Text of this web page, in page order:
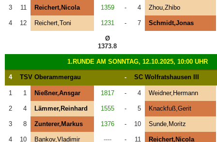
3 11 Reichert,Nicola 1359 - 4 Zhou,Zhibo
4 12 Reichert,Toni 1231 - 7 Schmidt,Jonas
Ø
1373.8
1.RUNDE AM SONNTAG, 12.10.2025, 10:00 UHR
4 TSV Oberammergau - SC Wolfratshausen III
1 1 Nießner,Ansgar 1817 - 4 Weidner,Hermann
2 4 Lämmer,Reinhard 1555 - 5 Knackfuß,Gerit
3 8 Zunterer,Markus 1376 - 10 Sunde,Moritz
4 10 Bankov,Vladimir ---- - 11 Reichert,Nicola